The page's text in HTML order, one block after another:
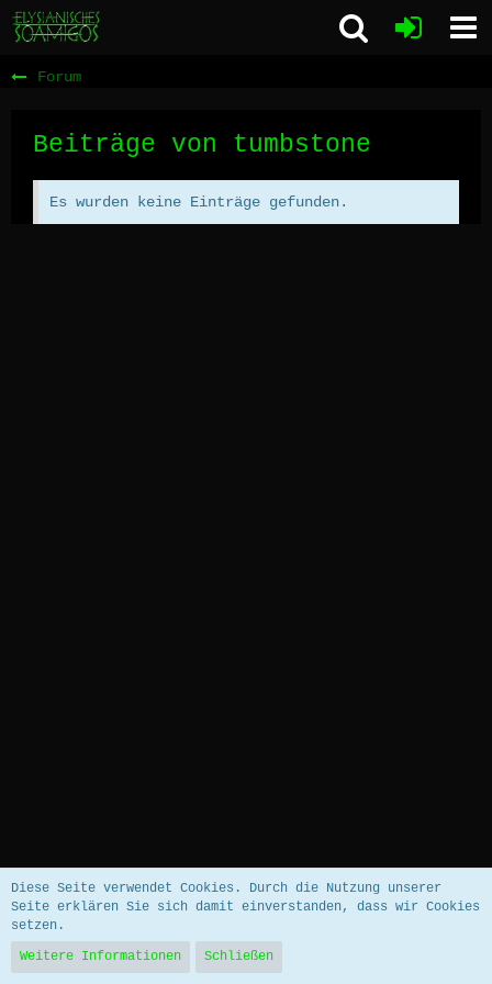
Forum
Beiträge von tumbstone
Es wurden keine Einträge gefunden.
Community-Software:WoltLab Suite™ 5.5.26
Diese Seite verwendet Cookies. Durch die Nutzung unserer
Seite erklären Sie sich damit einverstanden, dass wir Cookies
setzen.
Weitere Informationen
Schließen